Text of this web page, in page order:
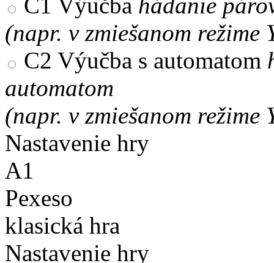
(napr. v zmiešanom režime
C2 Výučba s automatom
automatom
(napr. v zmiešanom režime
Nastavenie hry
A1
Pexeso
klasická hra
Nastavenie hry